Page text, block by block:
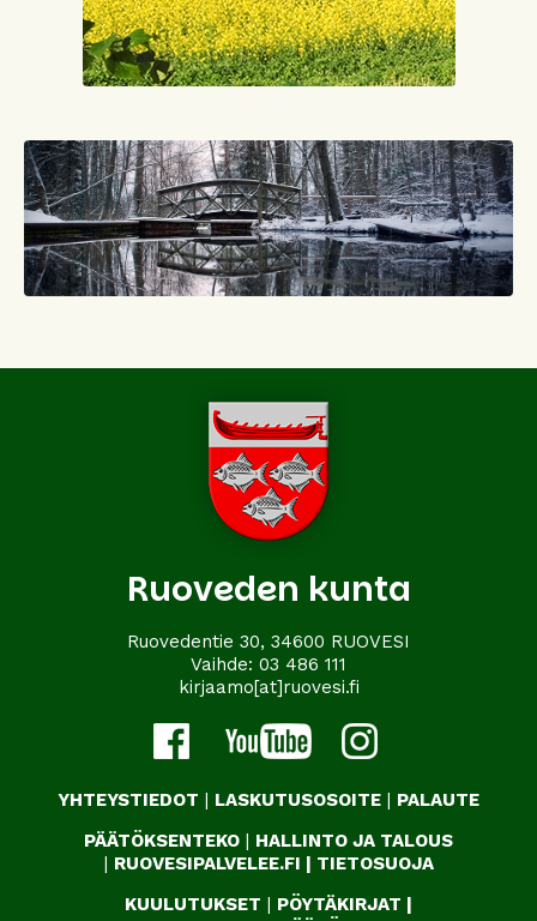
Ruoveden kunta
Ruovedentie 30, 34600 RUOVESI
Vaihde: 03 486 111
kirjaamo[at]ruovesi.fi
YHTEYSTIEDOT | LASKUTUSOSOITE | PALAUTE
PÄÄTÖKSENTEKO | HALLINTO JA TALOUS
| RUOVESIPALVELEE.FI | TIETOSUOJA
KUULUTUKSET | PÖYTÄKIRJAT |